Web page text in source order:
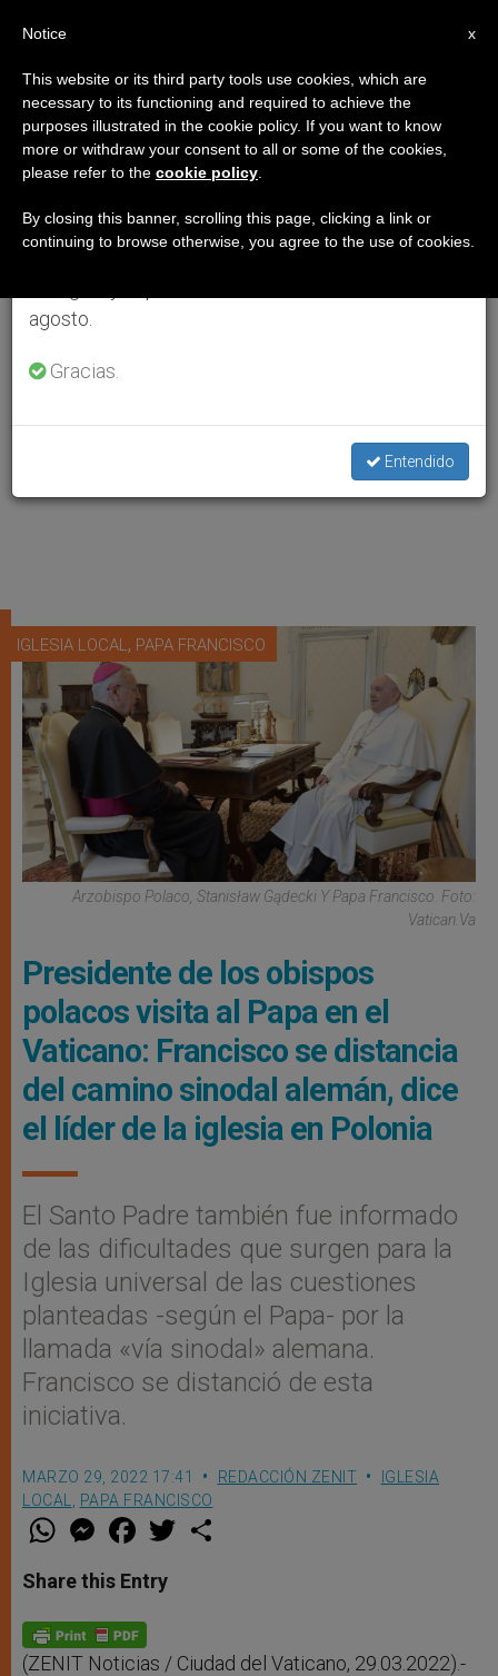
IGLESIA LOCAL, PAPA FRANCISCO
Arzobispo Polaco, Stanisław Gądecki Y Papa Francisco. Foto:
Vatican.va
Presidente de los obispos
polacos visita al Papa en el
Vaticano: Francisco se distancia
del camino sinodal alemán, dice
el líder de la iglesia en Polonia
El Santo Padre también fue informado
de las dificultades que surgen para la
Iglesia universal de las cuestiones
planteadas -según el Papa- por la
llamada «vía sinodal» alemana.
Francisco se distanció de esta
iniciativa.
MARZO 29, 2022 17:41 REDACCIÓN ZENIT
IGLESIA
LOCAL
PAPA FRANCISCO
W
t
s
p
p
M
e
s
e
g
e
r
F
a
e
b
o
k
w
Share this Entry
(ZENIT Noticias / Ciudad del Vaticano, 29.03.2022).-
×
Aviso importante
Del 27 de julio al 7 de agosto haremos la pausa
anual, aprovechando que en el periodo de verano
se generan menos informaciones y también el
agosto.
Gracias.
Entendido
x
Notice
This website or its third party tools use cookies, which are
necessary to its functioning and required to achieve the
purposes illustrated in the cookie policy. If you want to know
more or withdraw your consent to all or some of the cookies,
please refer to the cookie policy
By closing this banner, scrolling this page, clicking a link or
continuing to browse otherwise, you agree to the use of cookies.